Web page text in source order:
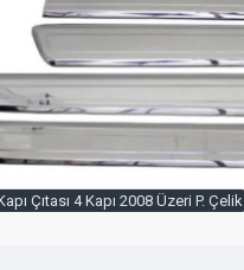
Çıtası 4 Kapı 2008 Üzeri P. Çelik